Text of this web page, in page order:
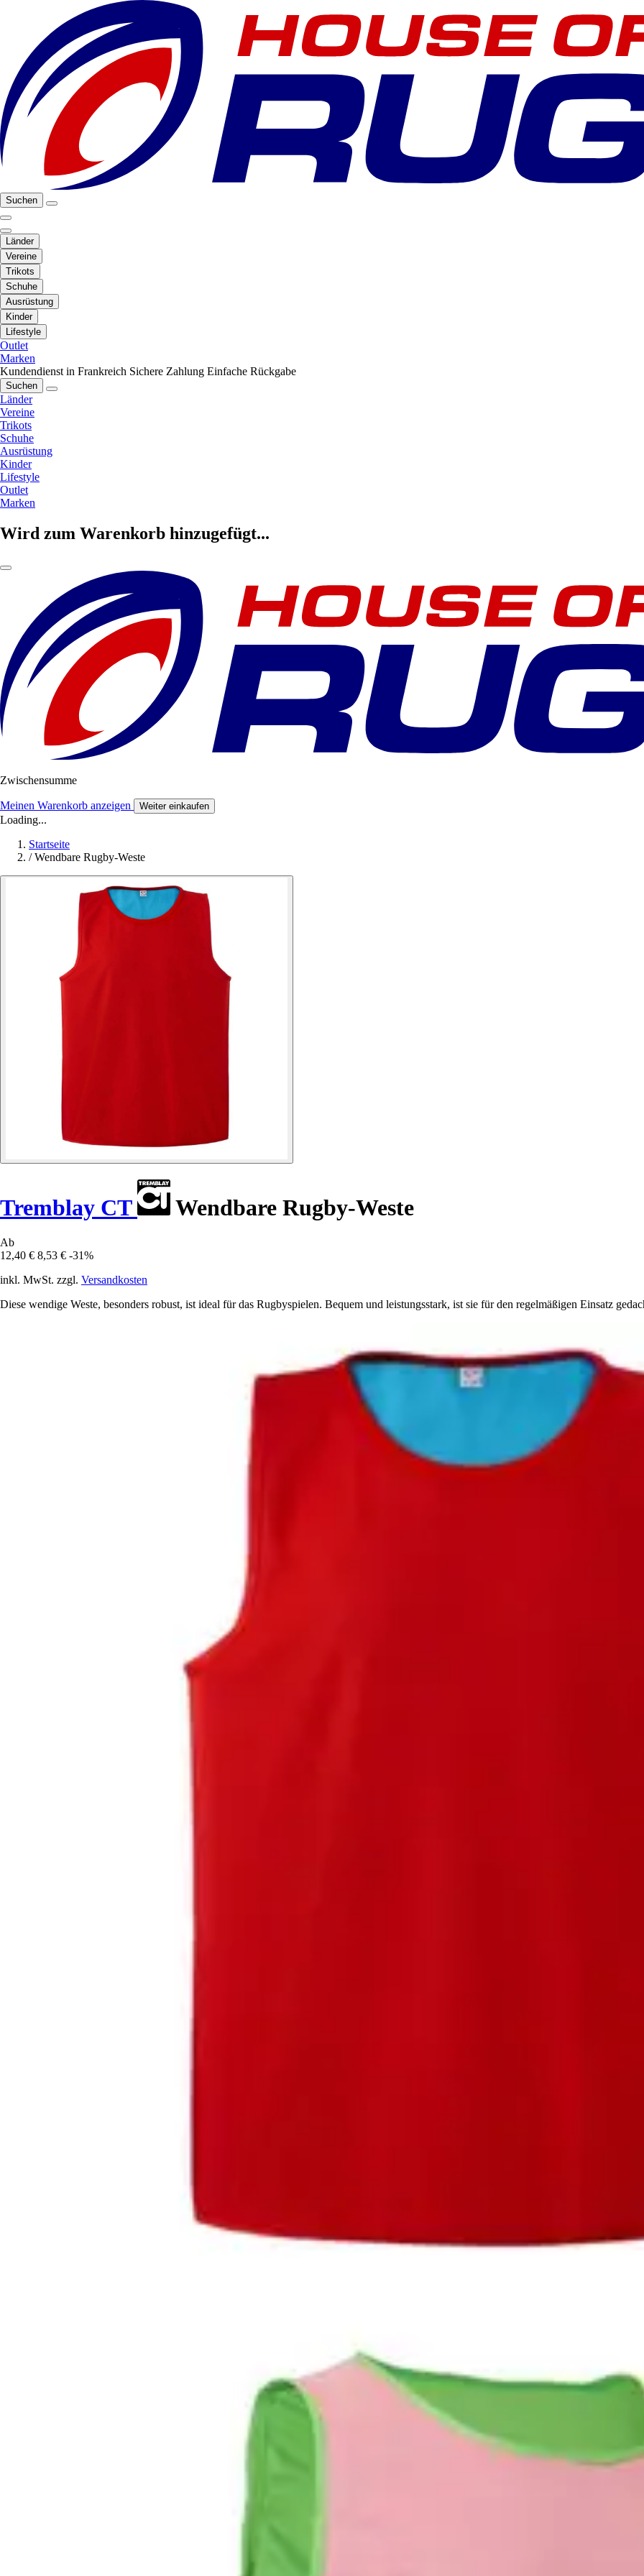
Suchen
Länder
Vereine
Trikots
Schuhe
Ausrüstung
Kinder
Lifestyle
Outlet
Marken
Kundendienst in Frankreich Sichere Zahlung Einfache Rückgabe
Suchen
Länder
Vereine
Trikots
Schuhe
Ausrüstung
Kinder
Lifestyle
Outlet
Marken
Wird zum Warenkorb hinzugefügt...
Zwischensumme
Meinen Warenkorb anzeigen Weiter einkaufen
Loading...
Startseite
/ Wendbare Rugby-Weste
Tremblay CT Wendbare Rugby-Weste
Ab
12,40 € 8,53 € -31%
inkl. MwSt. zzgl. Versandkosten
Diese wendige Weste, besonders robust, ist ideal für das Rugbyspielen. Bequem und leistungsstark, ist sie für den regelmäßigen Einsatz